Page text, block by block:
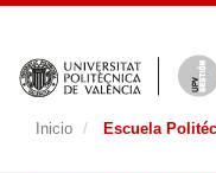
Inicio Escuela